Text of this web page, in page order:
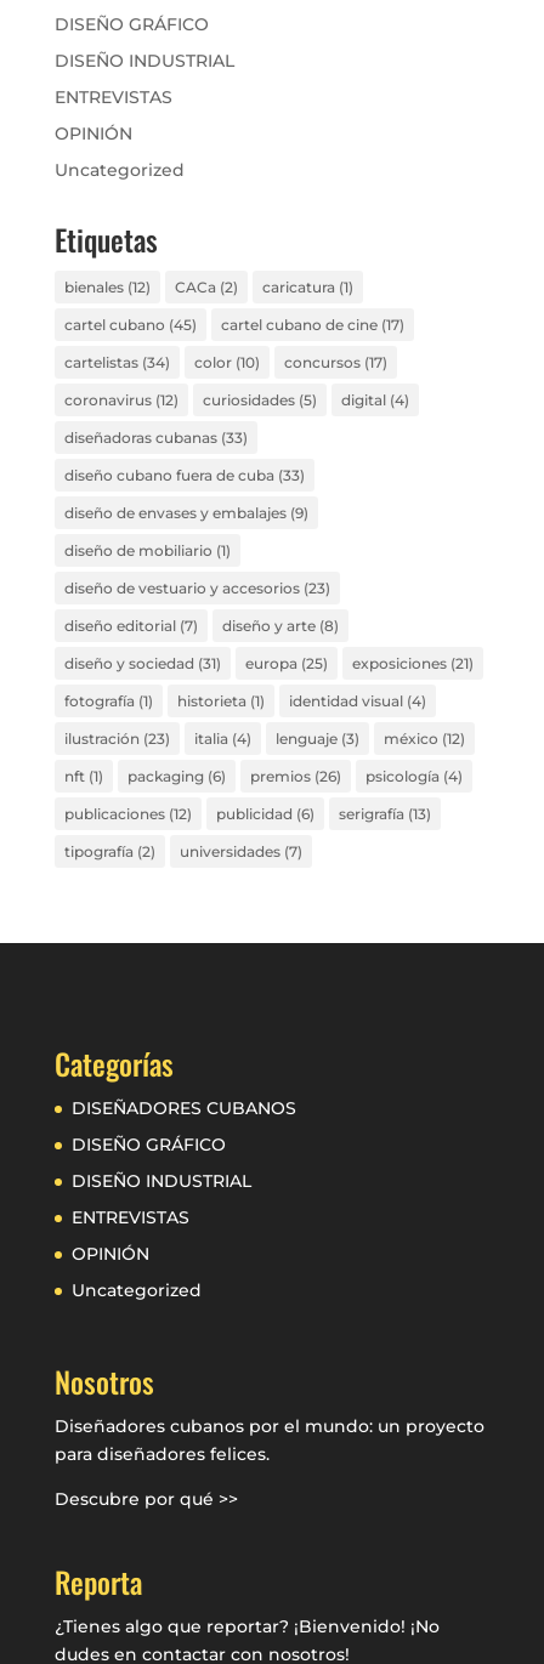
DISEÑO GRÁFICO
DISEÑO INDUSTRIAL
ENTREVISTAS
OPINIÓN
Uncategorized
Etiquetas
bienales(12) CACa (2) caricatura (1)
cartel cubano (45) cartel cubano de cine(17)
cartelistas(34) color(10) concursos(17)
coronavirus(12) curiosidades(5) digital(4)
diseñadoras cubanas(33)
diseño cubano fuera de cuba (33)
diseño de envases y embalajes(9)
diseño de mobiliario (1)
diseño de vestuario y accesorios(23)
diseño editorial(7) diseño y arte(8)
diseño y sociedad (31) europa (25) exposiciones(21)
fotografía (1) historieta (1) identidad visual(4)
ilustración (23) italia (4) lenguaje(3) méxico (12)
nft (1) packaging(6) premios(26) psicología (4)
publicaciones(12) publicidad (6) serigrafía (13)
tipografía (2) universidades(7)
Categorías
DISEÑADORES CUBANOS
DISEÑO GRÁFICO
DISEÑO INDUSTRIAL
ENTREVISTAS
OPINIÓN
Uncategorized
Nosotros
Diseñadores cubanos por el mundo: un proyecto
para diseñadores felices.
Descubre por qué >>
Reporta
¿Tienes algo que reportar? ¡Bienvenido! ¡No
dudes en contactar con nosotros!